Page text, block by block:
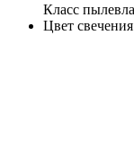
Класс
Цвет свечения